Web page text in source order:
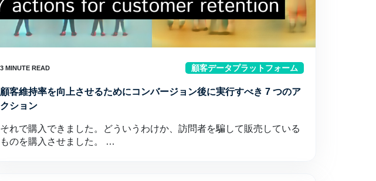
顧客データプラットフォーム
顧客維持率を向上させるためにコンバージョン後に実行すべき 7 つのア
クション
それで購入できました。どういうわけか、訪問者を騙して販売している
ものを購入させました。 …